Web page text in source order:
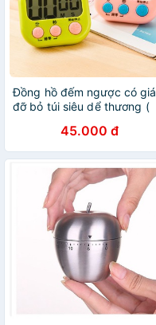
Đồng hồ đếm ngược có giá
đỡ bỏ túi siêu dể thương (
45.000 đ